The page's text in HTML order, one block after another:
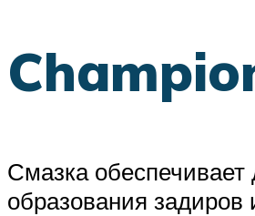
Смазка
образования